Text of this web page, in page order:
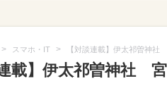
> スマホ・IT > 【対談連載】伊太祁曽神
連載】伊太祁曽神社